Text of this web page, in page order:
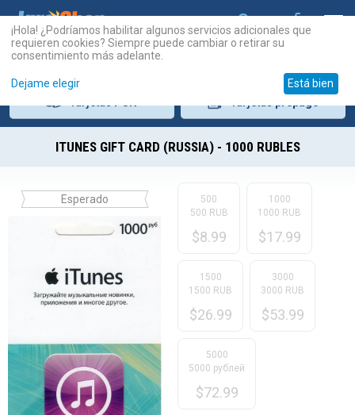
ITUNES GIFT CARD (RUSSIA) - 1000 RUBLES
Esperado
500
500 RUB
$8.99
1000
1000 RUB
$17.99
1500
1500 RUB
$26.99
3000
3000 RUB
$53.99
5000
5000 рублей
$72.99
¡Hola! ¿Podríamos habilitar algunos servicios adicionales que
requieren cookies? Siempre puede cambiar o retirar su
consentimiento más adelante.
Dejame elegir Está bien